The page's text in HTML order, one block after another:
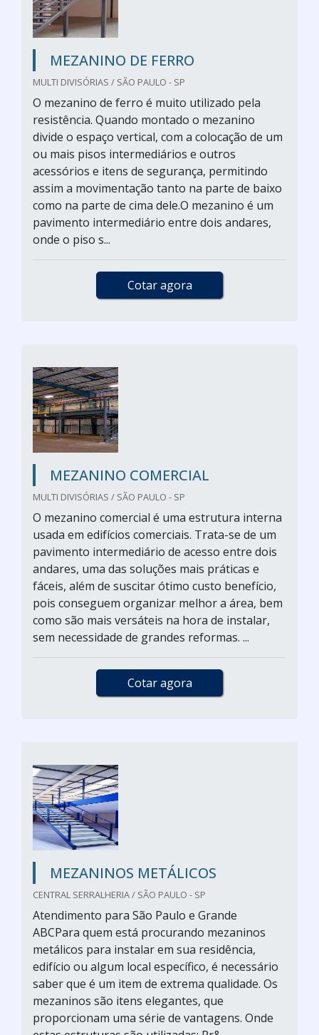
MEZANINO DE FERRO
MULTI DIVISÓRIAS / SÃO PAULO - SP
O mezanino de ferro é muito utilizado pela
resistência. Quando montado o mezanino
divide o espaço vertical, com a colocação de um
ou mais pisos intermediários e outros
acessórios e itens de segurança, permitindo
assim a movimentação tanto na parte de baixo
como na parte de cima dele.O mezanino é um
pavimento intermediário entre dois andares,
onde o piso s...
Cotar agora
MEZANINO COMERCIAL
MULTI DIVISÓRIAS / SÃO PAULO - SP
O mezanino comercial é uma estrutura interna
usada em edifícios comerciais. Trata-se de um
pavimento intermediário de acesso entre dois
andares, uma das soluções mais práticas e
fáceis, além de suscitar ótimo custo benefício,
pois conseguem organizar melhor a área, bem
como são mais versáteis na hora de instalar,
sem necessidade de grandes reformas. ...
Cotar agora
MEZANINOS METÁLICOS
CENTRAL SERRALHERIA / SÃO PAULO - SP
Atendimento para São Paulo e Grande
ABCPara quem está procurando mezaninos
metálicos para instalar em sua residência,
edifício ou algum local específico, é necessário
saber que é um item de extrema qualidade. Os
mezaninos são itens elegantes, que
proporcionam uma série de vantagens. Onde